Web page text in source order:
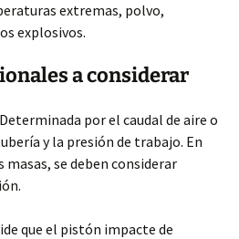
extremas, polvo,
explosivos.
a considerar
Determinada por el caudal de aire o
y la presión de trabajo. En
se deben considerar
que el pistón impacte de